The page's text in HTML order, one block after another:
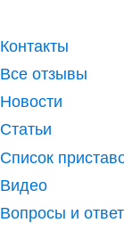
Контакты
Все отзывы
Новости
Статьи
Список
Видео
Вопросы и